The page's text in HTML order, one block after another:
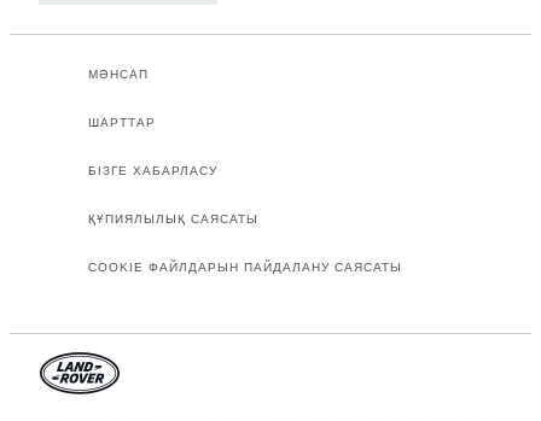
МӘНСАП
ШАРТТАР
БІЗГЕ ХАБАРЛАСУ
ҚҰПИЯЛЫЛЫҚ САЯСАТЫ
COOKIE ФАЙЛДАРЫН ПАЙДАЛАНУ САЯСАТЫ